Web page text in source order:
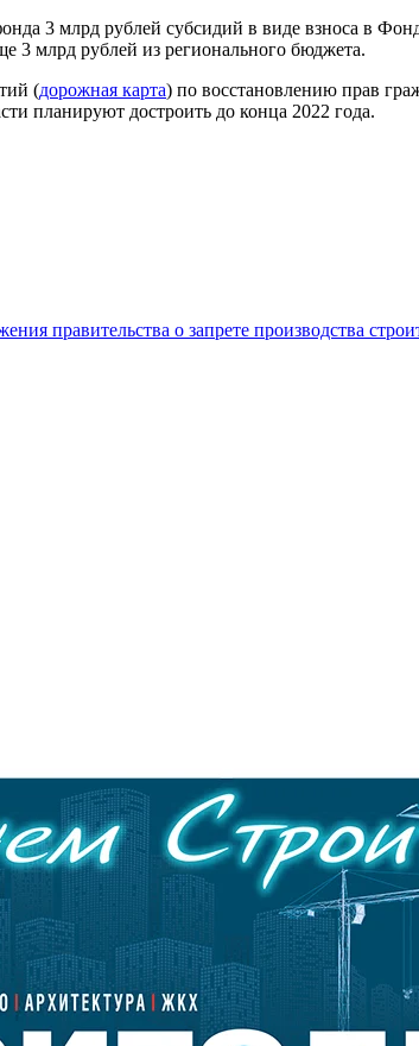
3 млрд рублей субсидий в виде взноса в
3 млрд рублей из регионального бюджета.
(дорожная карта) по восстановлению прав
планируют достроить до конца 2022 года.
правительства о запрете производства